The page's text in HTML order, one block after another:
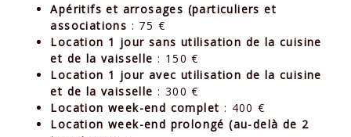
Apéritifs et arrosages (particuliers et
associations : 75 €
Location 1 jour sans utilisation de la cuisine
et de la vaisselle : 150 €
Location 1 jour avec utilisation de la cuisine
et de la vaisselle : 300 €
Location week-end complet : 400 €
Location week-end prolongé (au-delà de 2